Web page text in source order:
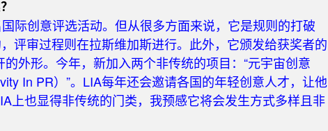
际创意评选活动。但从很多方面来说，它是规则的打破
评审过程则在拉斯维加斯进行。此外，它颁发给获奖者的
外形。今年，新加入两个非传统的项目：“元宇宙创意
In PR）”。LIA每年还会邀请各国的年轻创意人才，让他
上也显得非传统的门类，我预感它将会发生方式多样且非